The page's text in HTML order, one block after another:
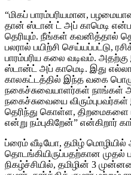
“மிகப் பாரம்பரியமான,
தான் ஸ்டான் ட் அப் காமெடி
தெரியும். நீங்கள் கவனித்தால்
பலரால் பயிற்சி செய்யப்பட்டு,
பாரம்பரிய கலை வடிவம்.
ஸ்டான்ட் அப் காமெடி. இது
காலகட்டத்தில் இந்த வகை
நகைச்சுவையாளர்கள் நாங்கள்
நகைச்சுவையை
தெரிந்து கொள்ள, திறமைகளை
என்று நம்புகிறேன்” என்கிறார்
ப்ரைம் வீடியோ, தமிழ் மொழியில்
தொடங்கியிருப்பதற்கான முதல்
நிகழ்ச்சியில், தமிழின் 3